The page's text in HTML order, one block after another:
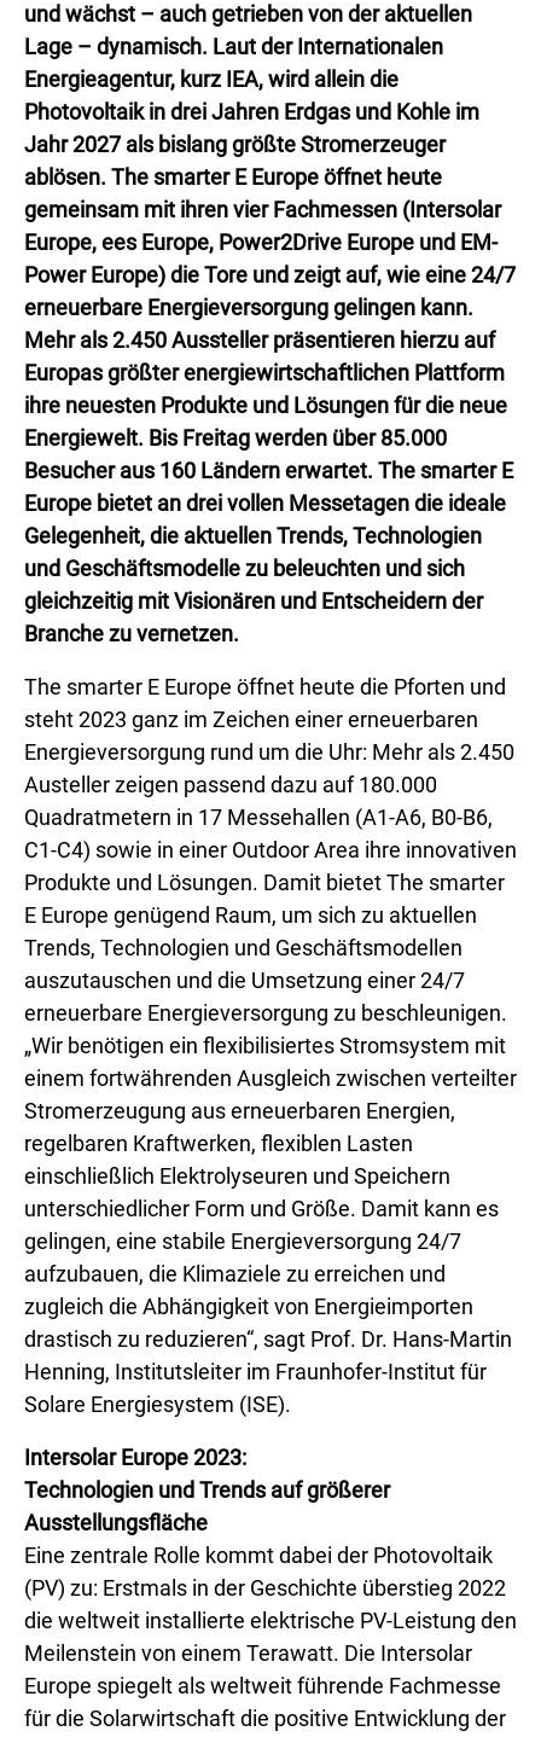
und wächst – auch getrieben von der aktuellen
Lage – dynamisch. Laut der Internationalen
Energieagentur, kurz IEA, wird allein die
Photovoltaik in drei Jahren Erdgas und Kohle im
Jahr 2027 als bislang größte Stromerzeuger
ablösen. The smarter E Europe öffnet heute
gemeinsam mit ihren vier Fachmessen (Intersolar
Europe, ees Europe, Power2Drive Europe und EM-
Power Europe) die Tore und zeigt auf, wie eine 24/7
erneuerbare Energieversorgung gelingen kann.
Mehr als 2.450 Aussteller präsentieren hierzu auf
Europas größter energiewirtschaftlichen Plattform
ihre neuesten Produkte und Lösungen für die neue
Energiewelt. Bis Freitag werden über 85.000
Besucher aus 160 Ländern erwartet. The smarter E
Europe bietet an drei vollen Messetagen die ideale
Gelegenheit, die aktuellen Trends, Technologien
und Geschäftsmodelle zu beleuchten und sich
gleichzeitig mit Visionären und Entscheidern der
Branche zu vernetzen.
The smarter E Europe öffnet heute die Pforten und
steht 2023 ganz im Zeichen einer erneuerbaren
Energieversorgung rund um die Uhr: Mehr als 2.450
Austeller zeigen passend dazu auf 180.000
Quadratmetern in 17 Messehallen (A1-A6, B0-B6,
C1-C4) sowie in einer Outdoor Area ihre innovativen
Produkte und Lösungen. Damit bietet The smarter
E Europe genügend Raum, um sich zu aktuellen
Trends, Technologien und Geschäftsmodellen
auszutauschen und die Umsetzung einer 24/7
erneuerbare Energieversorgung zu beschleunigen.
„Wir benötigen ein flexibilisiertes Stromsystem mit
einem fortwährenden Ausgleich zwischen verteilter
Stromerzeugung aus erneuerbaren Energien,
regelbaren Kraftwerken, flexiblen Lasten
einschließlich Elektrolyseuren und Speichern
unterschiedlicher Form und Größe. Damit kann es
gelingen, eine stabile Energieversorgung 24/7
aufzubauen, die Klimaziele zu erreichen und
zugleich die Abhängigkeit von Energieimporten
drastisch zu reduzieren“, sagt Prof. Dr. Hans-Martin
Henning, Institutsleiter im Fraunhofer-Institut für
Solare Energiesystem (ISE).
Intersolar Europe 2023:
Technologien und Trends auf größerer
Ausstellungsfläche
Eine zentrale Rolle kommt dabei der Photovoltaik
(PV) zu: Erstmals in der Geschichte überstieg 2022
die weltweit installierte elektrische PV-Leistung den
Meilenstein von einem Terawatt. Die Intersolar
Europe spiegelt als weltweit führende Fachmesse
für die Solarwirtschaft die positive Entwicklung der